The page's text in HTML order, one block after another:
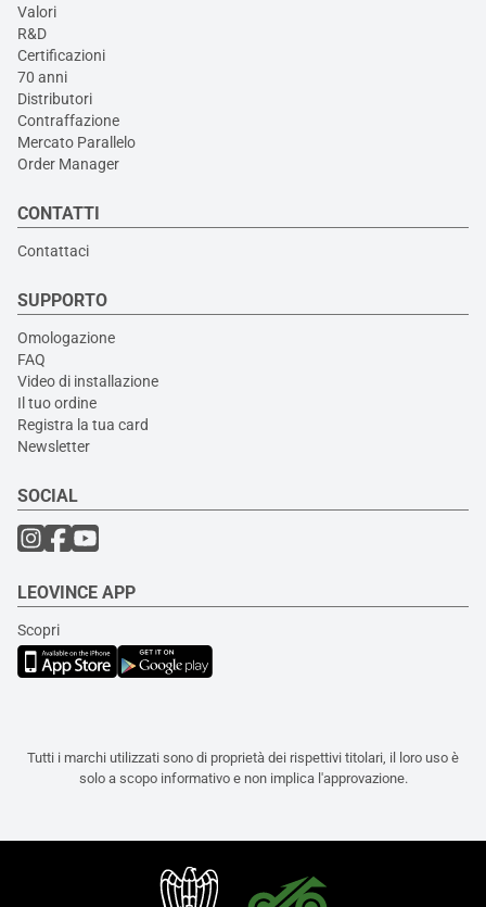
Valori
R&D
Certificazioni
70 anni
Distributori
Contraffazione
Mercato Parallelo
Order Manager
CONTATTI
Contattaci
SUPPORTO
Omologazione
FAQ
Video di installazione
Il tuo ordine
Registra la tua card
Newsletter
SOCIAL
LEOVINCE APP
Scopri
Tutti i marchi utilizzati sono di proprietà dei rispettivi titolari, il loro uso è
solo a scopo informativo e non implica l'approvazione.